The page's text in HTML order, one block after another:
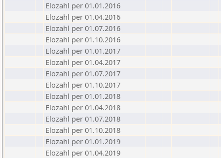
Elozahl per 01.01.2016
Elozahl per 01.04.2016
Elozahl per 01.07.2016
Elozahl per 01.10.2016
Elozahl per 01.01.2017
Elozahl per 01.04.2017
Elozahl per 01.07.2017
Elozahl per 01.10.2017
Elozahl per 01.01.2018
Elozahl per 01.04.2018
Elozahl per 01.07.2018
Elozahl per 01.10.2018
Elozahl per 01.01.2019
Elozahl per 01.04.2019